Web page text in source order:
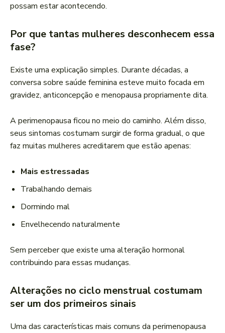
possam estar acontecendo.
Por que tantas mulheres desconhecem essa
fase?
Existe uma explicação simples. Durante décadas, a
conversa sobre saúde feminina esteve muito focada em
gravidez, anticoncepção e menopausa propriamente dita.
A perimenopausa ficou no meio do caminho. Além disso,
seus sintomas costumam surgir de forma gradual, o que
faz muitas mulheres acreditarem que estão apenas:
Mais estressadas
Trabalhando demais
Dormindo mal
Envelhecendo naturalmente
Sem perceber que existe uma alteração hormonal
contribuindo para essas mudanças.
Alterações no ciclo menstrual costumam
ser um dos primeiros sinais
Uma das características mais comuns da perimenopausa